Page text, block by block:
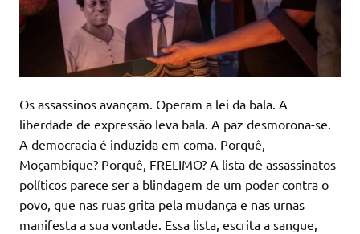
Os assassinos avançam. Operam a lei da bala. A
liberdade de expressão leva bala. A paz desmorona-se.
A democracia é induzida em coma. Porquê,
Moçambique? Porquê, FRELIMO? A lista de assassinatos
políticos parece ser a blindagem de um poder contra o
povo, que nas ruas grita pela mudança e nas urnas
manifesta a sua vontade. Essa lista, escrita a sangue,